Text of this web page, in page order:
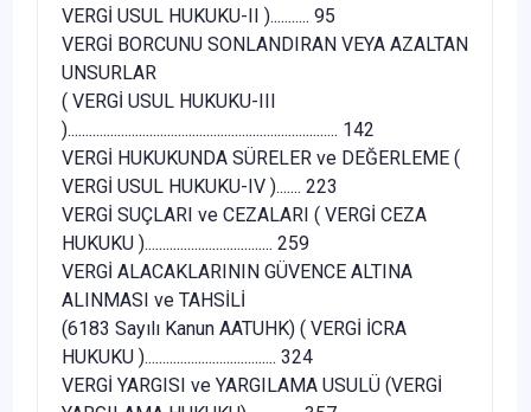
VERGİ USUL HUKUKU-II )........... 95
VERGİ BORCUNU SONLANDIRAN VEYA AZALTAN
UNSURLAR
( VERGİ USUL HUKUKU-III
)............................................................................ 142
VERGİ HUKUKUNDA SÜRELER ve DEĞERLEME (
VERGİ USUL HUKUKU-IV )....... 223
VERGİ SUÇLARI ve CEZALARI ( VERGİ CEZA
HUKUKU ).................................... 259
VERGİ ALACAKLARININ GÜVENCE ALTINA
ALINMASI ve TAHSİLİ
(6183 Sayılı Kanun AATUHK) ( VERGİ İCRA
HUKUKU )..................................... 324
VERGİ YARGISI ve YARGILAMA USULÜ (VERGİ